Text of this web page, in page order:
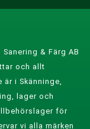
& Färg AB
och allt
i Skänninge,
lager och
för
vi alla märken